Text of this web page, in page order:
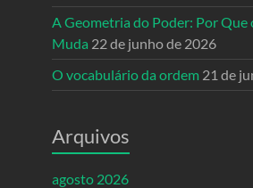
A Geometria do Poder: Por Que
Muda 22 de junho de 2026
O vocabulário da ordem 21 de
Arquivos
agosto 2026